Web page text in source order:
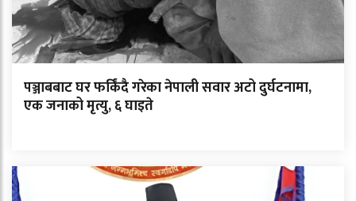
पञ्जाबबाट घर फर्किंदै गरेका नेपाली सवार अटो दुर्घटनामा,
एक जनाको मृत्यु, ६ घाइते